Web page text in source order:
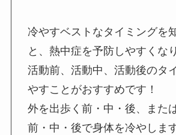
冷やすベストなタイミングを
と、熱中症を予防しやすくな
活動前、活動中、活動後のタ
やすことがおすすめです！
外を出歩く前・中・後、また
前・中・後で身体を冷やします